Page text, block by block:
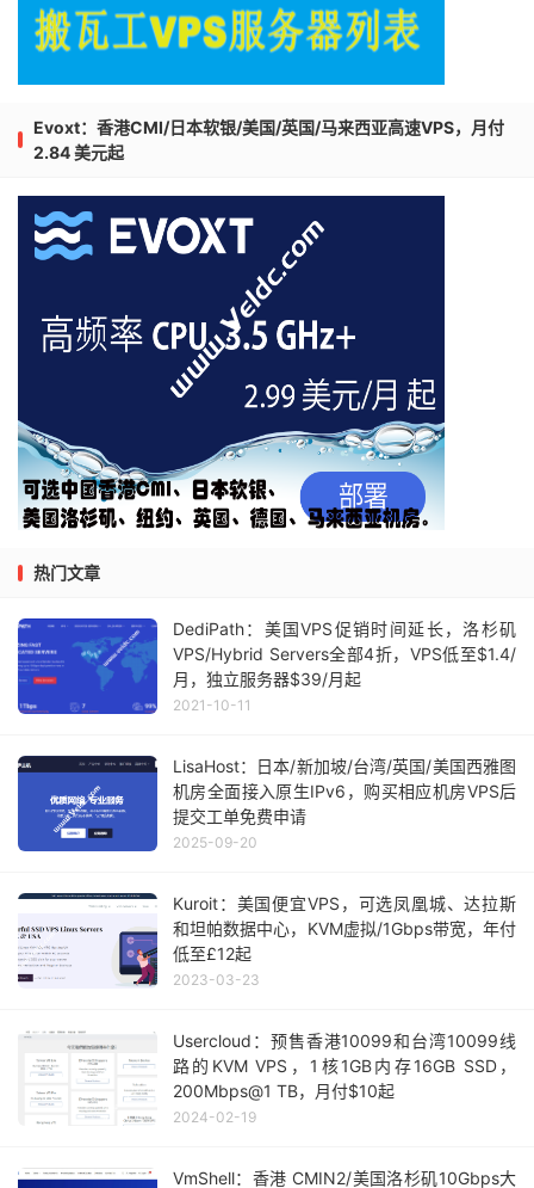
Evoxt：香港CMI/日本软银/美国/英国/马来西亚高速VPS，月付
2.84 美元起
热门文章
DediPath：美国VPS促销时间延长，洛杉矶
VPS/Hybrid Servers全部4折，VPS低至$1.4/
月，独立服务器$39/月起
2021-10-11
LisaHost：日本/新加坡/台湾/英国/美国西雅图
机房全面接入原生IPv6，购买相应机房VPS后
提交工单免费申请
2025-09-20
Kuroit：美国便宜VPS，可选凤凰城、达拉斯
和坦帕数据中心，KVM虚拟/1Gbps带宽，年付
低至£12起
2023-03-23
Usercloud：预售香港10099和台湾10099线
路的KVM VPS，1核1GB内存16GB SSD，
200Mbps@1 TB，月付$10起
2024-02-19
VmShell：香港 CMIN2/美国洛杉矶10Gbps大